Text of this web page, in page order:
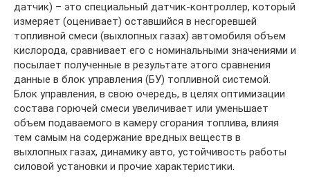
датчик) – это специальный датчик-контроллер, который
измеряет (оценивает) оставшийся в несгоревшей
топливной смеси (выхлопных газах) автомобиля объем
кислорода, сравнивает его с номинальными значениями и
посылает полученные в результате этого сравнения
данные в блок управления (БУ) топливной системой.
Блок управления, в свою очередь, в целях оптимизации
состава горючей смеси увеличивает или уменьшает
объем подаваемого в камеру сгорания топлива, влияя
тем самым на содержание вредных веществ в
выхлопных газах, динамику авто, устойчивость работы
силовой установки и прочие характеристики.